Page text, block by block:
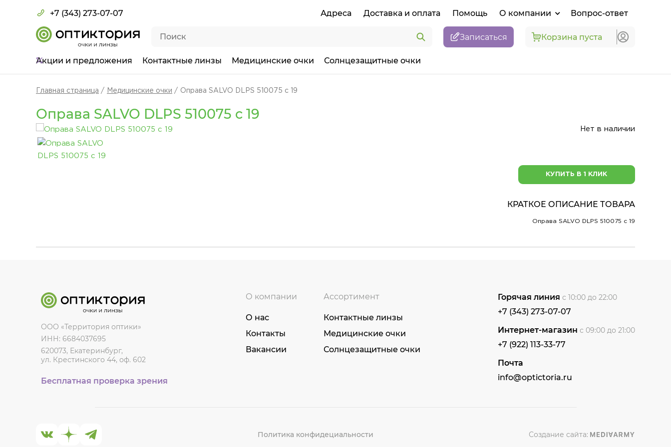
+7 (343) 273-07-07 Адреса Доставка и оплата Помощь О компании Вопрос-ответ
Записаться Корзина пуста
Акции и предложения Контактные линзы Медицинские очки Солнцезащитные очки
Главная страница Медицинские очки Оправа SALVO DLPS 510075 c 19
Оправа SALVO DLPS 510075 c 19
Нет в наличии
КУПИТЬ В 1 КЛИК
КРАТКОЕ ОПИСАНИЕ ТОВАРА
Оправа SALVO DLPS 510075 c 19
ООО «Территория оптики»
ИНН: 6684037695
620073, Екатеринбург,
ул. Крестинского 44, оф. 602
Бесплатная проверка зрения
О компании
О нас
Контакты
Вакансии
Ассортимент
Контактные линзы
Медицинские очки
Солнцезащитные очки
Горячая линия с 10:00 до 22:00
+7 (343) 273-07-07
Интернет-магазин с 09:00 до 21:00
+7 (922) 113-33-77
Почта
info@optictoria.ru
Политика конфидециальности Создание сайта: